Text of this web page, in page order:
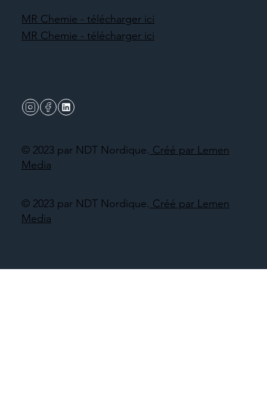
© 2023 par NDT Nordique. Créé par Lemen
Media
© 2023 par NDT Nordique. Créé par Lemen
Media
MR Chemie - télécharger ici
MR Chemie - télécharger ici